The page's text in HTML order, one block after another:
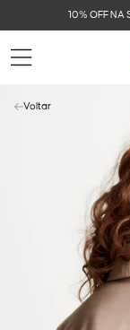
10% OFF NA
Voltar